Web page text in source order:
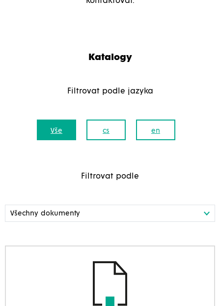
Katalogy
Filtrovat podle jazyka
Vše cs en
Filtrovat podle